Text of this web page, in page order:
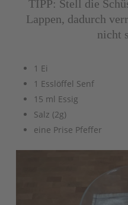
TIPP: Stell die
Lappen, dadurch
nicht
1 Ei
1 Esslöffel Senf
15 ml Essig
Salz (2g)
eine Prise Pfeffer